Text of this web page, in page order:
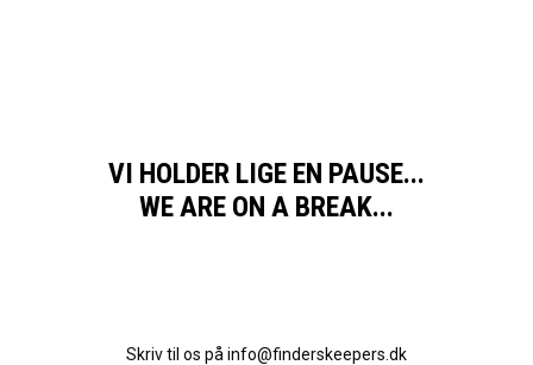
VI HOLDER LIGE EN PAUSE...
WE ARE ON A BREAK...
Skriv til os på info@finderskeepers.dk